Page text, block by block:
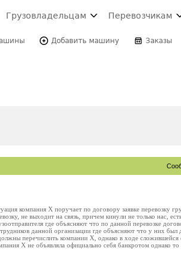
Грузовладельцам Перевозчикам
Добавить машину Заказы
компания X поручает по договору заявке перевозку
не выходит на связь, причем кинули не только нас,
где объясняют что по данной перевозке
данной организации где объясняют что у них
перечислить компании X, однако в ходе
X не объявляла официально себя банкротом однако